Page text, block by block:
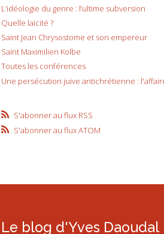
L’idéologie du genre : l’ultime subversion
Quelle laïcité ?
Saint Jean Chrysostome et son empereur
Saint Maximilien Kolbe
Toutes les conférences
Une persécution juive antichrétienne :
S'abonner au flux RSS
S'abonner au flux ATOM
Le blog d'Yves Daoudal